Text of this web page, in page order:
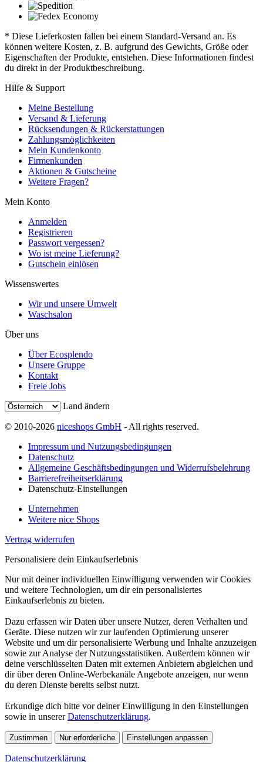
* Diese Lieferkosten fallen bei einem Standard-Versand an. Es
können weitere Kosten, z. B. aufgrund des Gewichts, Größe oder
Eigenschaften der Produkte, entstehen. Diese Informationen findest
du direkt in der Produktbeschreibung.
Hilfe & Support
Meine Bestellung
Versand & Lieferung
Rücksendungen & Rückerstattungen
Zahlungsmöglichkeiten
Mein Kundenkonto
Firmenkunden
Aktionen & Gutscheine
Weitere Fragen?
Mein Konto
Anmelden
Registrieren
Passwort vergessen?
Wo ist meine Lieferung?
Gutschein einlösen
Wissenswertes
Wir und unsere Umwelt
Waschsalon
Über uns
Über Ecosplendo
Unsere Gruppe
Kontakt
Freie Jobs
Land ändern
© 2010-2026 niceshops GmbH - All rights reserved.
Impressum und Nutzungsbedingungen
Datenschutz
Allgemeine Geschäftsbedingungen und Widerrufsbelehrung
Barrierefreiheitserklärung
Datenschutz-Einstellungen
Unternehmen
Weitere nice Shops
Vertrag widerrufen
Personalisiere dein Einkaufserlebnis
Nur mit deiner individuellen Einwilligung verwenden wir Cookies
und weitere Technologien, um dir ein personalisiertes
Einkaufserlebnis zu bieten.
Dazu erfassen wir Daten über unsere Nutzer, deren Verhalten und
Geräte. Diese nutzen wir zur laufenden Optimierung unserer
Website und um dir personalisierte Werbung und Inhalte anzuzeigen
sowie zur Analyse der Nutzungsstatistiken. Außerdem können wir
deine verschlüsselten Daten mit externen Anbietern abgleichen und
dir über deren Online-Werbekanäle Angebote anzeigen, nur wenn
du deren Dienste bereits selbst nutzt.
Erkundige dich bitte vor deiner Einwilligung in den Einstellungen
sowie in unsererDatenschutzerklärung.
Zustimmen Nur erforderliche Einstellungen anpassen
Datenschutzerklärung